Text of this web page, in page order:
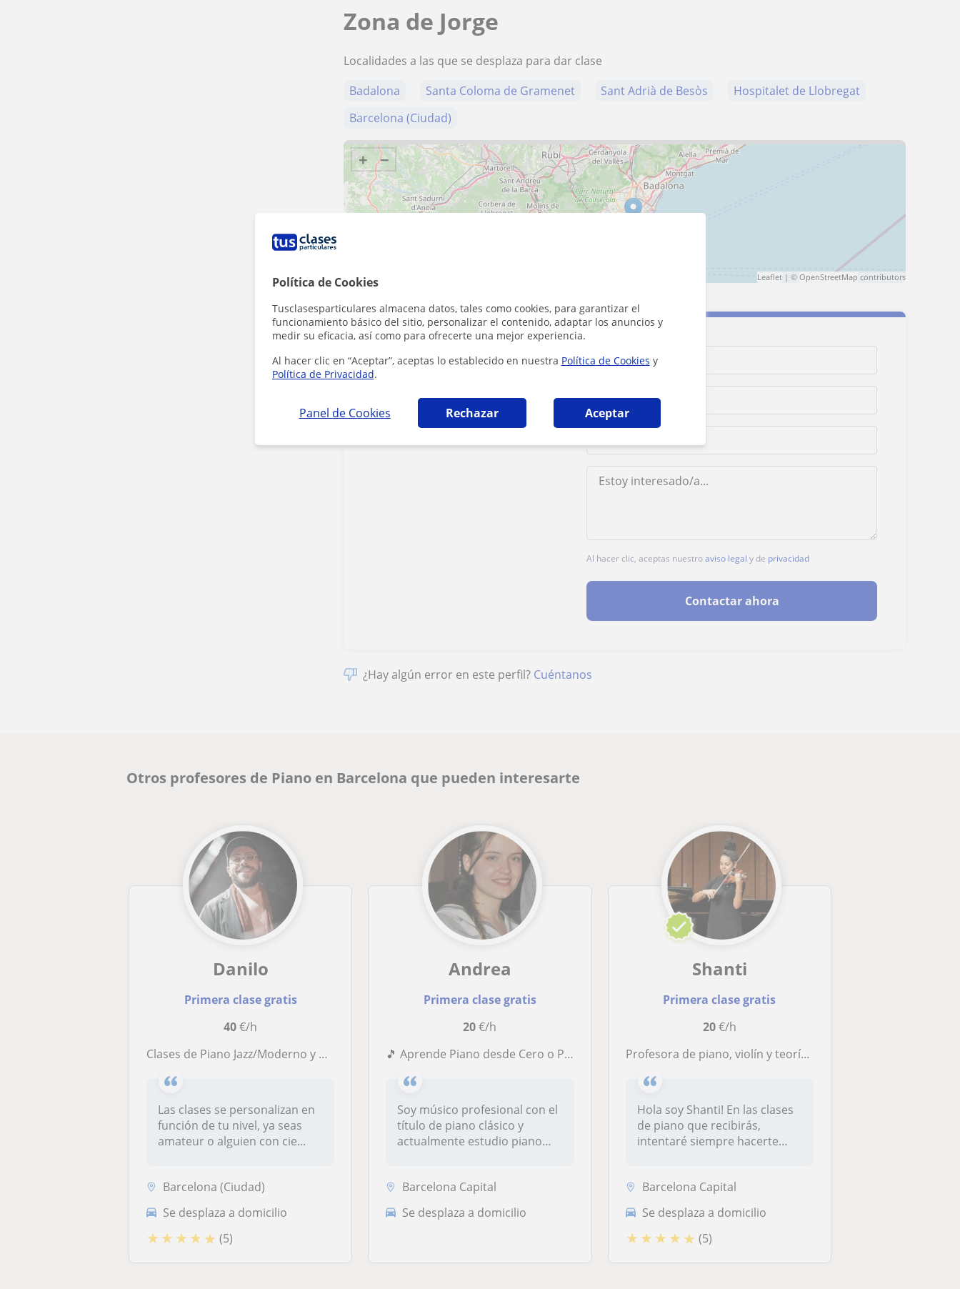
Política de Cookies
Tusclasesparticulares almacena datos, tales como cookies, para garantizar el
funcionamiento básico del sitio, personalizar el contenido, adaptar los anuncios y
medir su eficacia, así como para ofrecerte una mejor experiencia.
Al hacer clic en “Aceptar”, aceptas lo establecido en nuestra Política de Cookies y
Política de Privacidad.
Panel de Cookies Rechazar Aceptar
Zona de Jorge
Localidades a las que se desplaza para dar clase
Badalona
Santa Coloma de Gramenet Sant Adrià de Besòs
Hospitalet de Llobregat
Barcelona (Ciudad)
+ −
5 mi
Leaflet| © OpenStreetMap contributors
Contacta con Jorge
Tarifa
Al hacer clic, aceptas nuestroaviso legal y de privacidad
Contactar ahora
¿Hay algún error en este perfil? Cuéntanos
Otros profesores de Piano en Barcelona que pueden interesarte
Danilo
Primera clase gratis
40€/h
Clases de Piano Jazz/Moderno y Clásico
Las clases se personalizan en
función de tu nivel, ya seas
amateur o alguien con cie...
Barcelona (Ciudad)
Se desplaza a domicilio
★ ★ ★ ★ ★ (5)
Andrea
Primera clase gratis
20€/h
🎵 Aprende Piano desde Cero o Perfecciona tu Técnica
Soy músico profesional con el
título de piano clásico y
actualmente estudio piano
Barcelona Capital
Se desplaza a domicilio
Shanti
Primera clase gratis
20€/h
Profesora de piano, violín y teoría musical para todas las edades. Aprendizaje y buenos momentos asegurados
Hola soy Shanti! En las clases
de piano que recibirás,
intentaré siempre hacerte
Barcelona Capital
Se desplaza a domicilio
★ ★ ★ ★ ★ (5)